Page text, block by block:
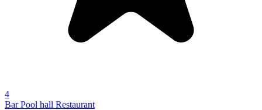
4
BarPool hall Restaurant